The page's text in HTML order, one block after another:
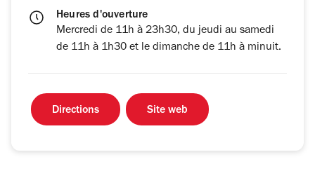
Heures d'ouverture
Mercredi de 11h à 23h30, du jeudi au samedi
de 11h à 1h30 et le dimanche de 11h à minuit.
Directions Site web